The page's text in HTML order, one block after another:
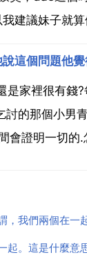
建議妹子就
這個問題他
家裡很有
的那個小男
會證明一切的
，我們兩個在
起。這是什麼意